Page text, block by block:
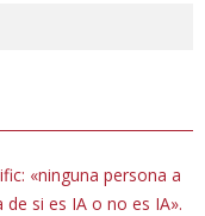
«ninguna persona a
si es IA o no es IA».